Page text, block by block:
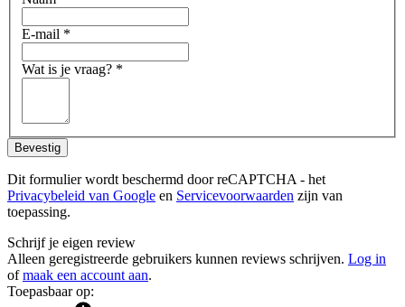
E-mail *
Wat is je vraag? *
Bevestig
Dit formulier wordt beschermd door reCAPTCHA - het
Privacybeleid van Google en Servicevoorwaarden zijn van
toepassing.
Schrijf je eigen review
Alleen geregistreerde gebruikers kunnen reviews schrijven. Log in
ofmaak een account aan.
Toepasbaar op: